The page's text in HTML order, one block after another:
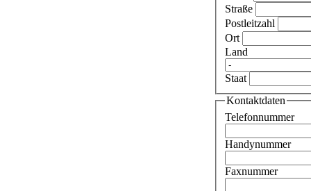
Straße
Postleitzahl
Ort
Land
Staat
Kontaktdaten
Telefonnummer
Handynummer
Faxnummer